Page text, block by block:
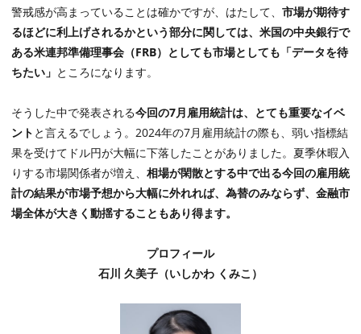
警戒感が高まっていることは確かですが、はたして、 市場が期待す
るほどに利上げされるかという部分に関しては、米国の中央銀行で
ある米連邦準備理事会（FRB）としても市場としても「データを待
ちたい」 ところになります。
そうした中で発表される今回の7月雇用統計は、とても重要なイベ
ント と言えるでしょう。2024年の7月雇用統計の際も、弱い指標結
果を受けてドル円が大幅に下落したことがありました。夏季休暇入
りする市場関係者が増え、 相場が閑散とする中で出る今回の雇用統
計の結果が市場予想から大幅に外れれば、為替のみならず、金融市
場全体が大きく動揺することもあり得ます。
プロフィール
石川 久美子（いしかわ くみこ）